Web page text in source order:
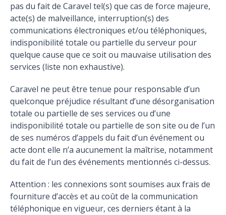
pas du fait de Caravel tel(s) que cas de force majeure,
acte(s) de malveillance, interruption(s) des
communications électroniques et/ou téléphoniques,
indisponibilité totale ou partielle du serveur pour
quelque cause que ce soit ou mauvaise utilisation des
services (liste non exhaustive).
Caravel ne peut être tenue pour responsable d’un
quelconque préjudice résultant d’une désorganisation
totale ou partielle de ses services ou d’une
indisponibilité totale ou partielle de son site ou de l’un
de ses numéros d’appels du fait d’un événement ou
acte dont elle n’a aucunement la maîtrise, notamment
du fait de l’un des événements mentionnés ci-dessus.
Attention : les connexions sont soumises aux frais de
fourniture d’accès et au coût de la communication
téléphonique en vigueur, ces derniers étant à la